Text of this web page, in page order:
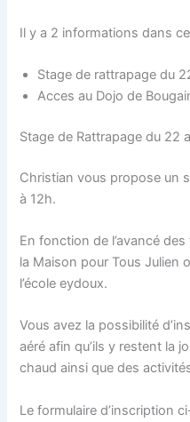
Il y a 2 informations dans
Stage de rattrapage du
Acces au Dojo de
Stage de Rattrapage du 22
Christian vous propose un
à 12h.
En fonction de l’avancé
la Maison pour Tous Julien
l’école eydoux.
Vous avez la possibilité
aéré afin qu’ils y restent la
chaud ainsi que des
Le formulaire d’inscription